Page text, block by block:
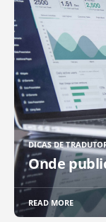
DICAS DE
Onde
READ MORE